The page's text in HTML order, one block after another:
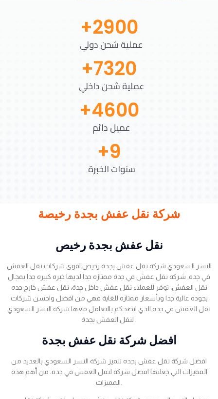
+2900
عملية شحن دولي
+7320
عملية شحن داخلي
+4600
عميل دائم
+9
سنوات الخبرة
شركة نقل عفش بجدة رخيصة
نقل عفش بجدة رخيص
النسر السعودي شركة نقل عفش بجدة رخيص اقوى شركات نقل العفش
في جده, شركه نقل عفش في جدة ممتازه جدا لديها خبره كبيره جدا بمجال
نقل العفش، توفر للعملاء نقل عفش داخل جدة، نقل عفش خارج جده
بجوده عالية جدا وبأسعار ممتازه للغاية فهي من افضل واحسن شركات
نقل العفش في جده الذي انصحكم بالتعامل معها شركة النسر السعودي
افضل شركة نقل عفش بجدة
افضل شركة نقل عفش بجده تتميز شركة النسر السعودي بالعديد من
المميزات التي جعلتها افضل شركة لنقل العفش في جده، من أهم هذه